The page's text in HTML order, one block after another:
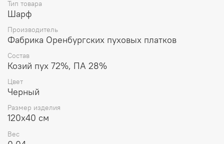
Тип товара
Шарф
Производитель
Фабрика Оренбургских пуховых платков
Состав
Козий пух 72%, ПА 28%
Цвет
Черный
Размер изделия
120x40 см
Вес